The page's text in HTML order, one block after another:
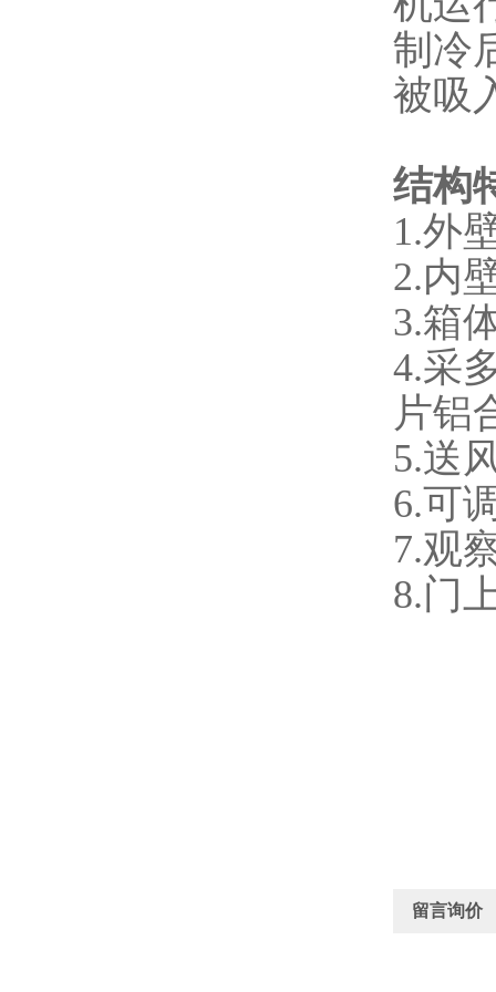
制冷
被吸
结构
1.外
2.内
3.箱
4.采
片铝
5.送
6.可
7.观
8.门
留言询价